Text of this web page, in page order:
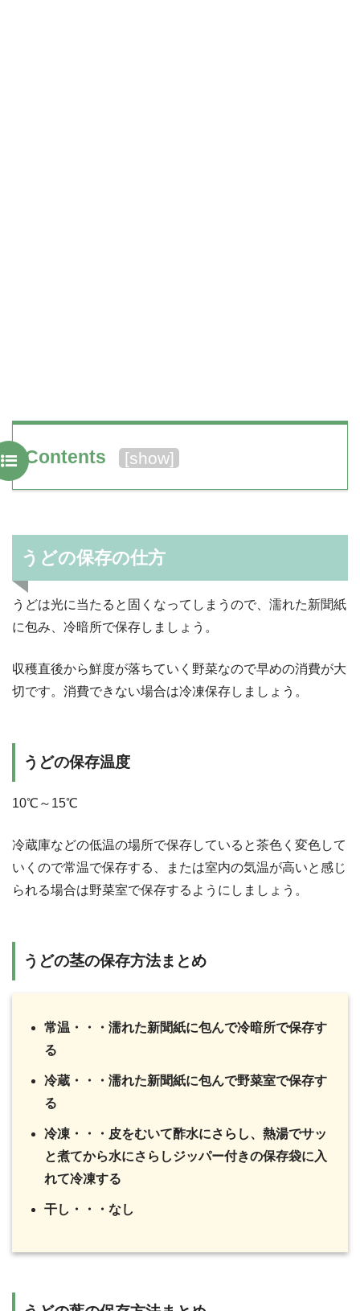
Contents [show]
うどの保存の仕方
うどは光に当たると固くなってしまうので、濡れた新聞紙
に包み、冷暗所で保存しましょう。
収穫直後から鮮度が落ちていく野菜なので早めの消費が大
切です。消費できない場合は冷凍保存しましょう。
うどの保存温度
10℃～15℃
冷蔵庫などの低温の場所で保存していると茶色く変色して
いくので常温で保存する、または室内の気温が高いと感じ
られる場合は野菜室で保存するようにしましょう。
うどの茎の保存方法まとめ
常温・・・濡れた新聞紙に包んで冷暗所で保存す
る
冷蔵・・・濡れた新聞紙に包んで野菜室で保存す
る
冷凍・・・皮をむいて酢水にさらし、熱湯でサッ
と煮てから水にさらしジッパー付きの保存袋に入
れて冷凍する
干し・・・なし